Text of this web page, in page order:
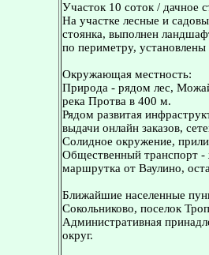
Участок 10 соток / дачное
На участке лесные и
стоянка, выполнен
по периметру, установлены
Окружающая местность:
Природа - рядом лес,
река Протва в 400 м.
Рядом развитая
выдачи онлайн заказов,
Солидное окружение,
Общественный транспорт
маршрутка от Ваулино,
Ближайшие населенные
Сокольниково, поселок
Административная
округ.